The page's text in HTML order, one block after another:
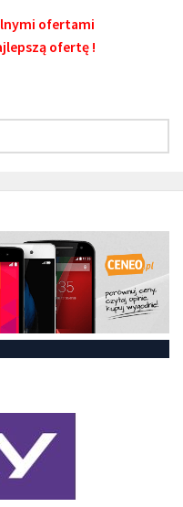
ofertami
ofertę !